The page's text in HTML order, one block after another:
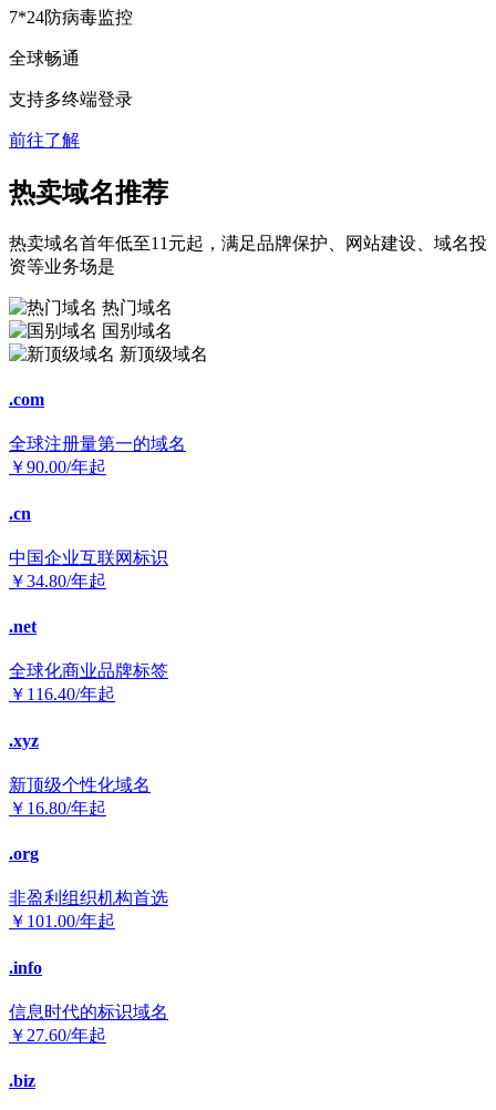
7*24防病毒监控
全球畅通
支持多终端登录
前往了解
热卖域名推荐
热卖域名首年低至11元起，满足品牌保护、网站建设、域名投
资等业务场是
热门域名
国别域名
新顶级域名
.com
全球注册量第一的域名
￥90.00/年起
.cn
中国企业互联网标识
￥34.80/年起
.net
全球化商业品牌标签
￥ 116.40/年起
.xyz
新顶级个性化域名
￥ 16.80/年起
.org
非盈利组织机构首选
￥ 101.00/年起
.info
信息时代的标识域名
￥ 27.60/年起
.biz